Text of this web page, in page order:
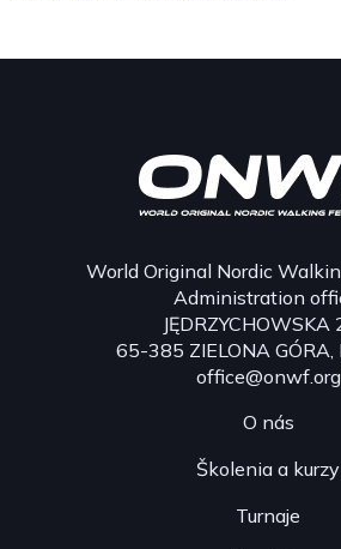
World Original Nordic
Administration
JĘDRZYCHOWSKA
65-385 ZIELONA GÓRA,
office@onwf.org
O nás
Školenia a kurzy
Turnaje